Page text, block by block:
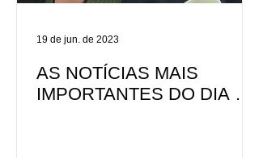
AS NOTÍCIAS MAIS
IMPORTANTES DO DIA 19
19 de jun. de 2023